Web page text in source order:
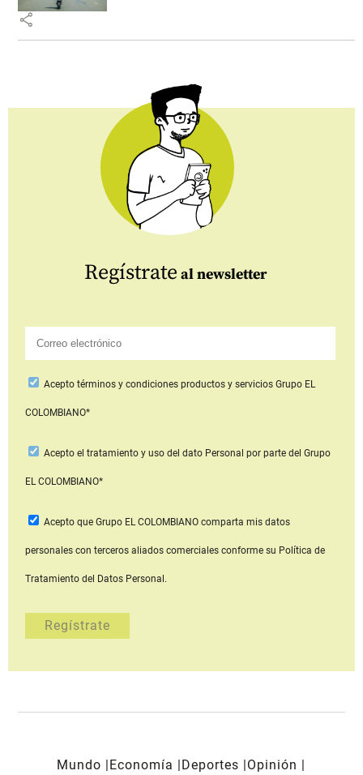
share
Regístrate al newsletter
Aceptotérminos y condiciones productos y serviciosGrupo EL
COLOMBIANO*
Acepto el tratamiento y uso del dato Personal por parte del Grupo
EL COLOMBIANO*
Acepto que Grupo EL COLOMBIANOcomparta mis datos
personales con terceros aliados comerciales conforme su Política de
Tratamiento del Datos Personal.
Mundo Economía Deportes
Opinión